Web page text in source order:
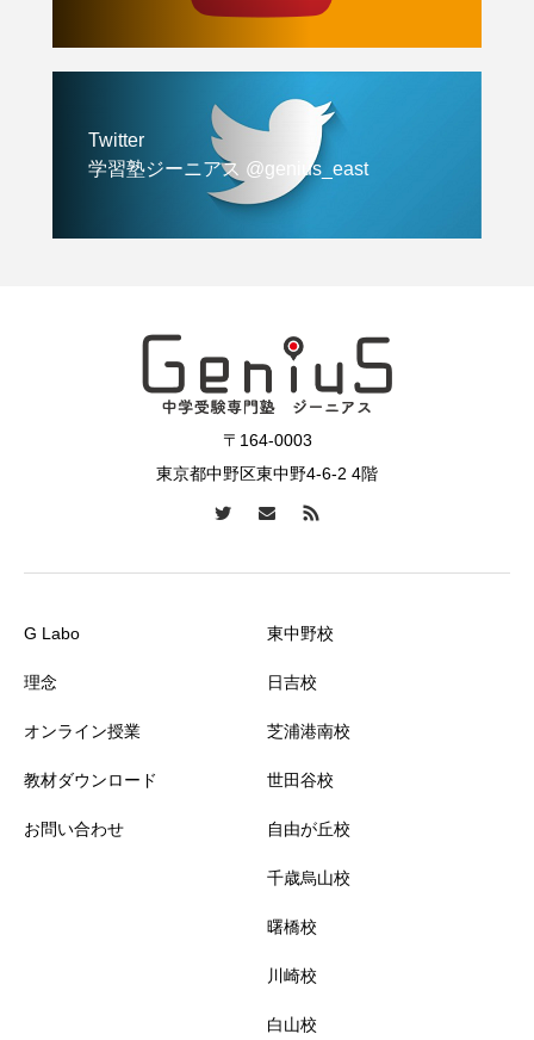
Twitter
学習塾ジーニアス @genius_east
〒164-0003
東京都中野区東中野4-6-2 4階
G Labo
理念
オンライン授業
教材ダウンロード
お問い合わせ
東中野校
日吉校
芝浦港南校
世田谷校
自由が丘校
千歳烏山校
曙橋校
川崎校
白山校